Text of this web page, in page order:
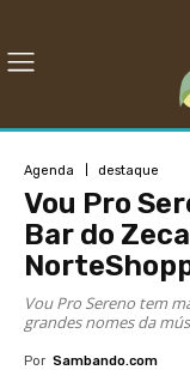
Agenda destaque
Vou Pro
Bar do
Vou Pro Sereno tem
grandes nomes da
Por Sambando.com